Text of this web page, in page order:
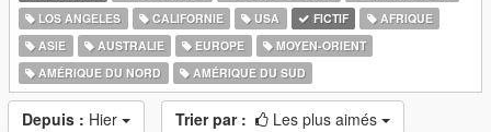
LOS ANGELES
CALIFORNIE USA FICTIF
AFRIQUE
ASIE
AUSTRALIE EUROPE
MOYEN-ORIENT
AMÉRIQUE DU NORD
AMÉRIQUE DU SUD
Depuis : Hier Trier par : Les plus aimés